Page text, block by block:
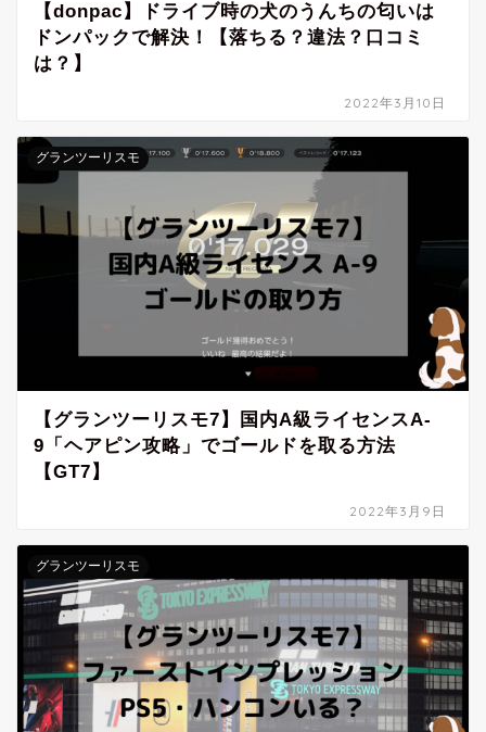
【donpac】ドライブ時の犬のうんちの匂いは
ドンパックで解決！【落ちる？違法？口コミ
は？】
2022年3月10日
グランツーリスモ
【グランツーリスモ7】国内A級ライセンスA-
9「ヘアピン攻略」でゴールドを取る方法
【GT7】
2022年3月9日
グランツーリスモ